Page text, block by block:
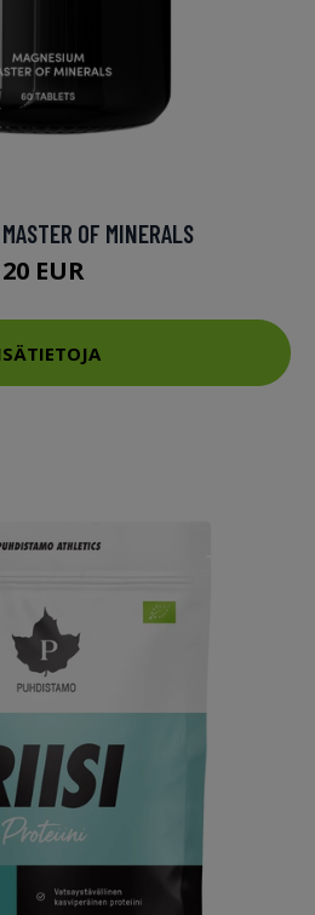
OF MINERALS
20 EUR